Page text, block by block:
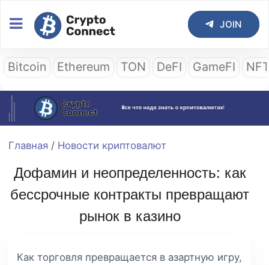
JOIN
Bitcoin Ethereum TON DeFI GameFI
Главная / Новости криптовалют
Дофамин и неопределенность: как
бессрочные контракты превращают
рынок в казино
Как торговля превращается в азартную игру,